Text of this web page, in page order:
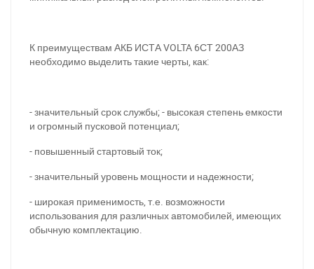
К преимуществам АКБ ИСТА VOLTA 6СТ 200АЗ
необходимо выделить такие черты, как:
- значительный срок службы; - высокая степень емкости
и огромный пусковой потенциал;
- повышенный стартовый ток;
- значительный уровень мощности и надежности;
- широкая применимость, т.е. возможности
использования для различных автомобилей, имеющих
обычную комплектацию.